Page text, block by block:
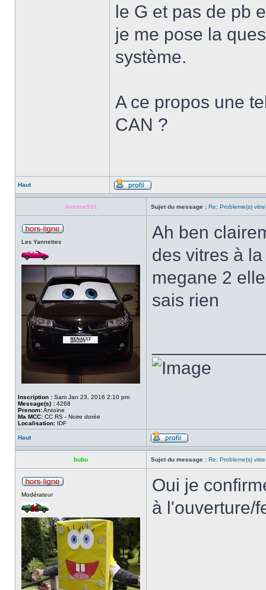
le G et pas de pb
je me pose la
système.
A ce propos une
CAN ?
Haut
Antoine951 Sujet du message : Re: Probleme(s)
Les Yannettes
Inscription : Sam Jan 23, 2016 2:10 pm
Message(s) : 4268
Prenom:Antoine
Ma MCC: CC RS - Noire dorée
Localisation: IDF
Ah ben
des vitres à
megane 2
sais rien
Haut
bubu Sujet du message : Re: Probleme(s)
Modérateur
Oui je
à l'ouverture/